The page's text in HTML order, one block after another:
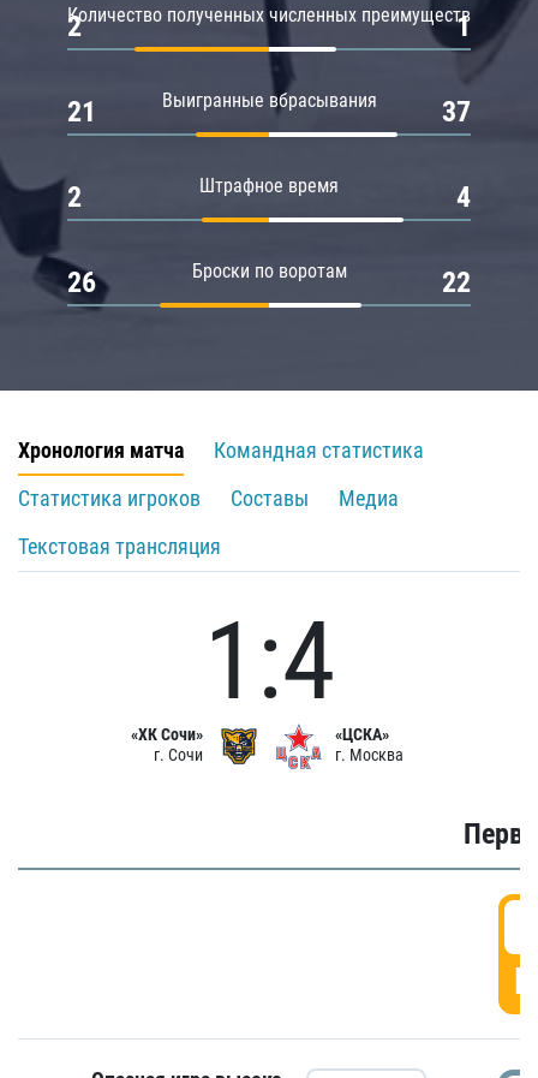
Количество полученных численных преимуществ
2 1
Выигранные вбрасывания
21 37
Штрафное время
2 4
Броски по воротам
26 22
Хронология матча
Командная статистика
Статистика игроков
Составы
Медиа
Текстовая трансляция
«ХК Сочи»
г. Сочи
1:4
«ЦСКА»
г. Москва